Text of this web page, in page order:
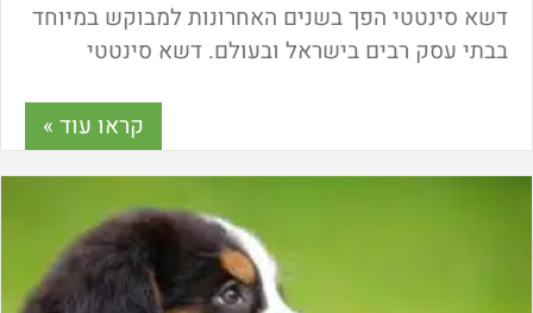
דשא סינטטי הפך בשנים האחרונות למבוקש במיוחד
בבתי עסק רבים בישראל ובעולם. דשא סינטטי
לא דורש תחזוקה ויוצר אוירה חיובית ללקוחות
קראו עוד »